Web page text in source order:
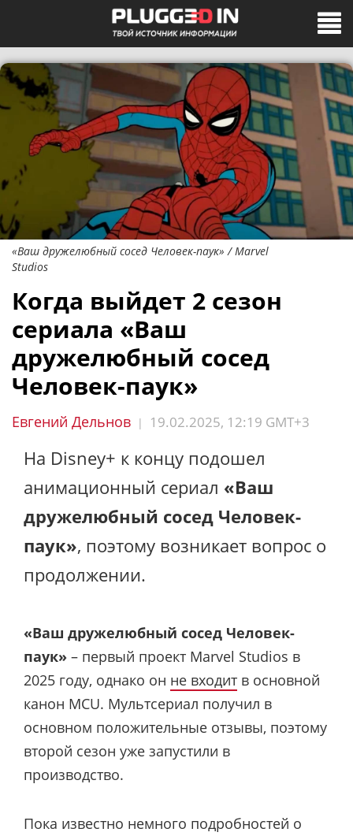
«Ваш дружелюбный сосед Человек-паук» / Marvel
Studios
Когда выйдет 2 сезон
сериала «Ваш
дружелюбный сосед
Человек-паук»
Евгений Дельнов | 19.02.2025, 12:19 GMT+3
На Disney+ к концу подошел
анимационный сериал «Ваш
дружелюбный сосед Человек-
паук», поэтому возникает вопрос о
продолжении.
«Ваш дружелюбный сосед Человек-
паук» – первый проект Marvel Studios в
2025 году, однако он не входит в основной
канон MCU. Мультсериал получил в
основном положительные отзывы, поэтому
второй сезон уже запустили в
производство.
Пока известно немного подробностей о